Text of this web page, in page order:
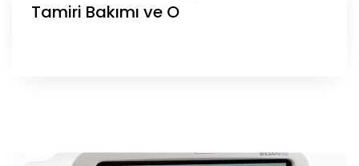
Tamiri Bakımı ve O